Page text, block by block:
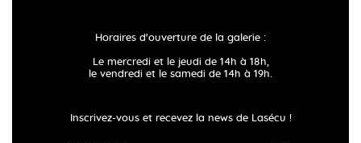
Horaires d'ouverture de la galerie :
Le mercredi et le jeudi de 14h à 18h,
le vendredi et le samedi de 14h à 19h.
Inscrivez-vous et recevez la news de Lasécu !